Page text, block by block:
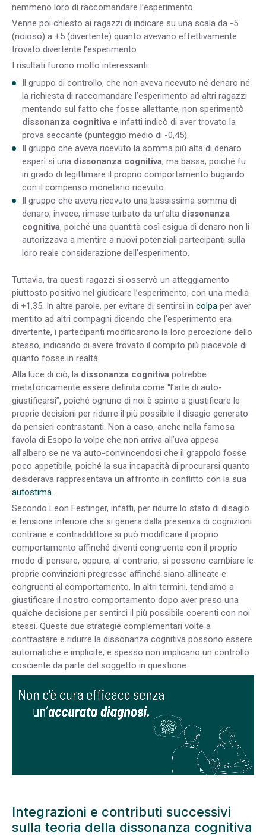
nemmeno loro di raccomandare l’esperimento.
Venne poi chiesto ai ragazzi di indicare su una scala da -5
(noioso) a +5 (divertente) quanto avevano effettivamente
trovato divertente l’esperimento.
I risultati furono molto interessanti:
Il gruppo di controllo, che non aveva ricevuto né denaro né
la richiesta di raccomandare l’esperimento ad altri ragazzi
mentendo sul fatto che fosse allettante, non sperimentò
dissonanza cognitiva e infatti indicò di aver trovato la
prova seccante (punteggio medio di -0,45).
Il gruppo che aveva ricevuto la somma più alta di denaro
esperì sì una dissonanza cognitiva, ma bassa, poiché fu
in grado di legittimare il proprio comportamento bugiardo
con il compenso monetario ricevuto.
Il gruppo che aveva ricevuto una bassissima somma di
denaro, invece, rimase turbato da un’alta dissonanza
cognitiva, poiché una quantità così esigua di denaro non li
autorizzava a mentire a nuovi potenziali partecipanti sulla
loro reale considerazione dell’esperimento.
Tuttavia, tra questi ragazzi si osservò un atteggiamento
piuttosto positivo nel giudicare l’esperimento, con una media
di +1,35. In altre parole, per evitare di sentirsi in colpa per aver
mentito ad altri compagni dicendo che l’esperimento era
divertente, i partecipanti modificarono la loro percezione dello
stesso, indicando di avere trovato il compito più piacevole di
quanto fosse in realtà.
Alla luce di ciò, la dissonanza cognitiva potrebbe
metaforicamente essere definita come “l’arte di auto-
giustificarsi”, poiché ognuno di noi è spinto a giustificare le
proprie decisioni per ridurre il più possibile il disagio generato
da pensieri contrastanti. Non a caso, anche nella famosa
favola di Esopo la volpe che non arriva all’uva appesa
all’albero se ne va auto-convincendosi che il grappolo fosse
poco appetibile, poiché la sua incapacità di procurarsi quanto
desiderava rappresentava un affronto in conflitto con la sua
autostima
Secondo Leon Festinger, infatti, per ridurre lo stato di disagio
e tensione interiore che si genera dalla presenza di cognizioni
contrarie e contraddittore si può modificare il proprio
comportamento affinché diventi congruente con il proprio
modo di pensare, oppure, al contrario, si possono cambiare le
proprie convinzioni pregresse affinché siano allineate e
congruenti al comportamento. In altri termini, tendiamo a
giustificare il nostro comportamento dopo aver preso una
qualche decisione per sentirci il più possibile coerenti con noi
stessi. Queste due strategie complementari volte a
contrastare e ridurre la dissonanza cognitiva possono essere
automatiche e implicite, e spesso non implicano un controllo
cosciente da parte del soggetto in questione.
Integrazioni e contributi successivi
sulla teoria della dissonanza cognitiva